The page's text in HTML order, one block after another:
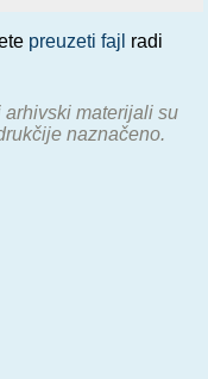
preuzeti fajl radi
materijali su
naznačeno.